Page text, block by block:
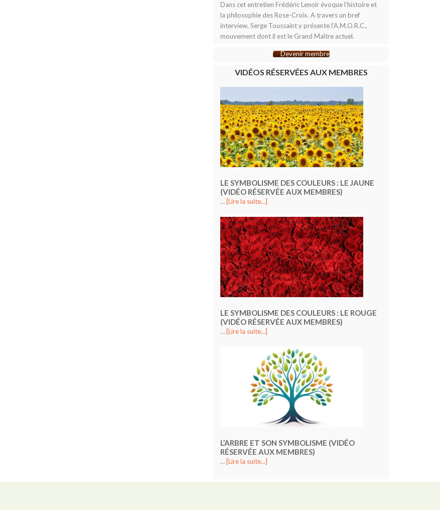
Dans cet entretien Frédéric Lenoir évoque l’histoire et
la philosophie des Rose-Croix. A travers un bref
interview, Serge Toussaint y présente l’A.M.O.R.C.,
mouvement dont il est le Grand Maître actuel.
Devenir membre
VIDÉOS RÉSERVÉES AUX MEMBRES
LE SYMBOLISME DES COULEURS : LE JAUNE
(VIDÉO RÉSERVÉE AUX MEMBRES)
… [Lire la suite...]
LE SYMBOLISME DES COULEURS : LE ROUGE
(VIDÉO RÉSERVÉE AUX MEMBRES)
… [Lire la suite...]
L’ARBRE ET SON SYMBOLISME (VIDÉO
RÉSERVÉE AUX MEMBRES)
… [Lire la suite...]